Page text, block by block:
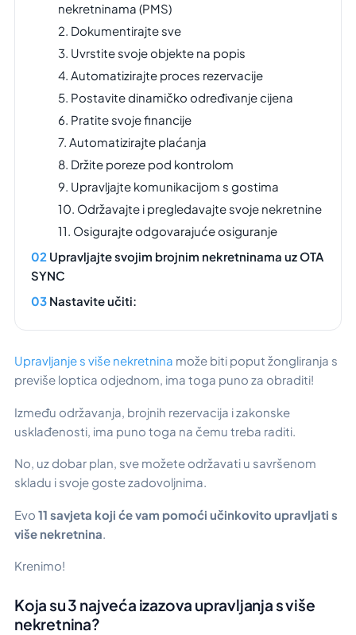
nekretninama (PMS)
2. Dokumentirajte sve
3. Uvrstite svoje objekte na popis
4. Automatizirajte proces rezervacije
5. Postavite dinamičko određivanje cijena
6. Pratite svoje financije
7. Automatizirajte plaćanja
8. Držite poreze pod kontrolom
9. Upravljajte komunikacijom s gostima
10. Održavajte i pregledavajte svoje nekretnine
11. Osigurajte odgovarajuće osiguranje
Upravljajte svojim brojnim nekretninama uz OTA
SYNC
Nastavite učiti:
Upravljanje s više nekretnina može biti poput žongliranja s
previše loptica odjednom, ima toga puno za obraditi!
Između održavanja, brojnih rezervacija i zakonske
usklađenosti, ima puno toga na čemu treba raditi.
No, uz dobar plan, sve možete održavati u savršenom
skladu i svoje goste zadovoljnima.
Evo 11 savjeta koji će vam pomoći učinkovito upravljati s
više nekretnina.
Krenimo!
Koja su 3 najveća izazova upravljanja s više
nekretnina?